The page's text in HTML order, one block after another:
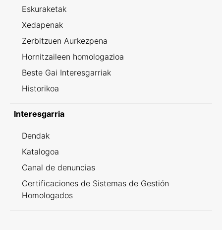
Eskuraketak
Xedapenak
Zerbitzuen Aurkezpena
Hornitzaileen homologazioa
Beste Gai Interesgarriak
Historikoa
Interesgarria
Dendak
Katalogoa
Canal de denuncias
Certificaciones de Sistemas de Gestión
Homologados